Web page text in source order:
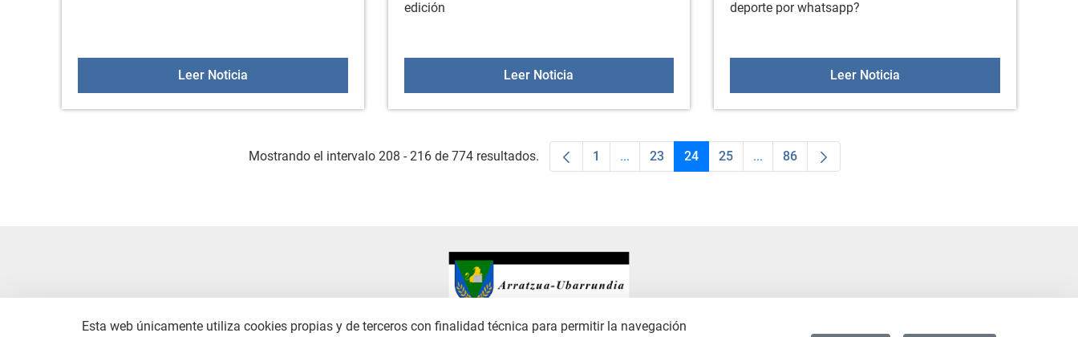
Leer NoticiaMasterclass de Spinning
edición
Leer Noticia
deporte por whatsapp?
Leer Noticia
Mostrando el intervalo 208 - 216 de 774 resultados. Página
1 ...Páginas intermedias Use TAB para desplazarse.
Página
23 Página
24 Página
25 ...Páginas intermedias Use TAB para desplazarse.
Página
86
Esta web únicamente utiliza cookies propias y de terceros con finalidad técnica para permitir la navegación